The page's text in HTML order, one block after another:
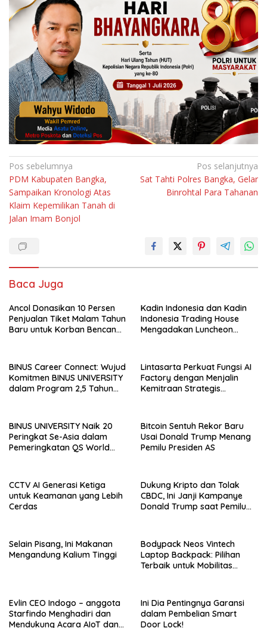
Navigasi
pos
Pos sebelumnya
PDM Kabupaten Bangka,
Sampaikan Kronologi Atas
Klaim Kepemilikan Tanah di
Jalan Imam Bonjol
Pos selanjutnya
Sat Tahti Polres Bangka, Gelar
Binrohtal Para Tahanan
Baca Juga
Ancol Donasikan 10 Persen
Penjualan Tiket Malam Tahun
Baru untuk Korban Bencana
Kadin Indonesia dan Kadin
Indonesia Trading House
Mengadakan Luncheon
Chamber of Commerce and
Industry (SMCCI)
BINUS Career Connect: Wujud
Komitmen BINUS UNIVERSITY
dalam Program 2,5 Tahun
Lintasarta Perkuat Fungsi AI
Factory dengan Menjalin
Kemitraan Strategis
BINUS UNIVERSITY Naik 20
Peringkat Se-Asia dalam
Pemeringkatan QS World
Bitcoin Sentuh Rekor Baru
Usai Donald Trump Menang
Pemilu Presiden AS
CCTV AI Generasi Ketiga
untuk Keamanan yang Lebih
Cerdas
Dukung Kripto dan Tolak
CBDC, Ini Janji Kampanye
Donald Trump saat Pemilu
Selain Pisang, Ini Makanan
Mengandung Kalium Tinggi
Bodypack Neos Vintech
Laptop Backpack: Pilihan
Terbaik untuk Mobilitas
Evlin CEO Indogo – anggota
Starfindo Menghadiri dan
Mendukung Acara AIoT dan
Ini Dia Pentingnya Garansi
dalam Pembelian Smart
Door Lock!